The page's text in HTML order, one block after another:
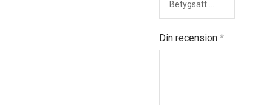
Din recension *